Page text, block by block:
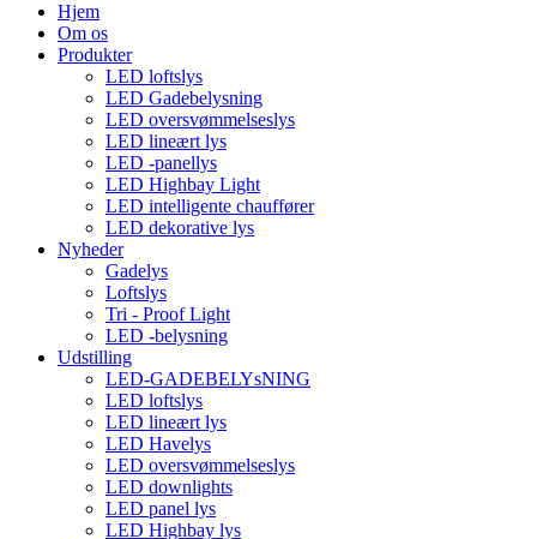
Hjem
Om os
Produkter
LED loftslys
LED Gadebelysning
LED oversvømmelseslys
LED lineært lys
LED -panellys
LED Highbay Light
LED intelligente chauffører
LED dekorative lys
Nyheder
Gadelys
Loftslys
Tri - Proof Light
LED -belysning
Udstilling
LED-GADEBELYsNING
LED loftslys
LED lineært lys
LED Havelys
LED oversvømmelseslys
LED downlights
LED panel lys
LED Highbay lys